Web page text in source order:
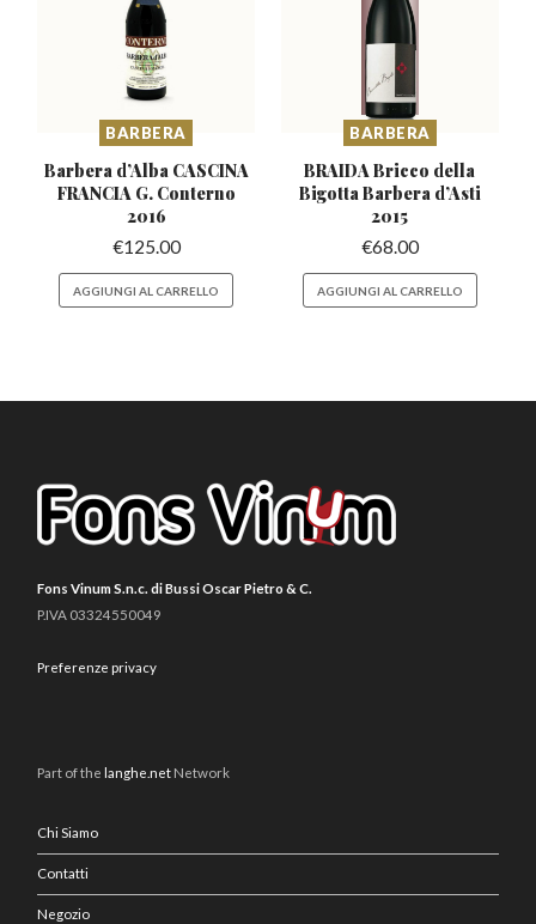
BARBERA
Barbera d’Alba CASCINA
FRANCIA G. Conterno
2016
€125.00
AGGIUNGI AL CARRELLO
BARBERA
BRAIDA Bricco della
Bigotta Barbera d’Asti
2015
€68.00
AGGIUNGI AL CARRELLO
Fons Vinum S.n.c. di Bussi Oscar Pietro & C.
P.IVA 03324550049
Preferenze privacy
Part of the langhe.net Network
Chi Siamo
Contatti
Negozio